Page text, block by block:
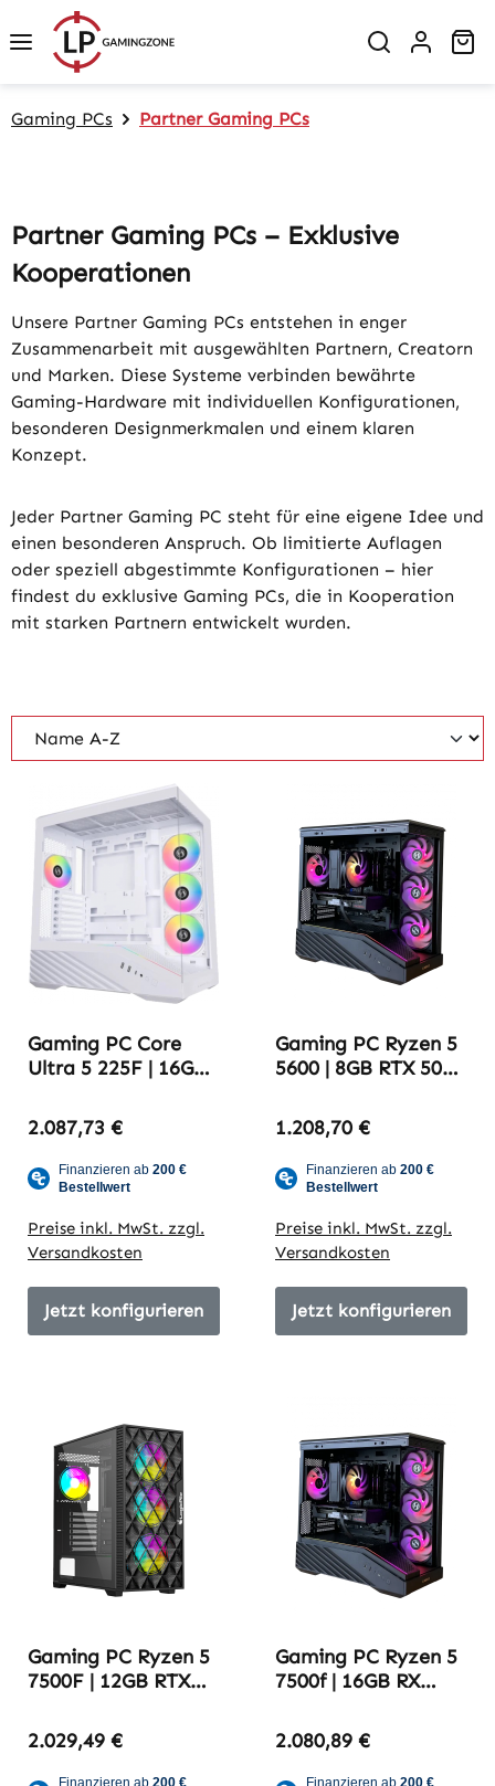
Zum Hauptinhalt springen
Gaming PCs Partner Gaming PCs
Partner Gaming PCs – Exklusive
Kooperationen
Unsere Partner Gaming PCs entstehen in enger
Zusammenarbeit mit ausgewählten Partnern, Creatorn
und Marken. Diese Systeme verbinden bewährte
Gaming-Hardware mit individuellen Konfigurationen,
besonderen Designmerkmalen und einem klaren
Konzept.
Jeder Partner Gaming PC steht für eine eigene Idee und
einen besonderen Anspruch. Ob limitierte Auflagen
oder speziell abgestimmte Konfigurationen – hier
findest du exklusive Gaming PCs, die in Kooperation
mit starken Partnern entwickelt wurden.
Gaming PC Core
Ultra 5 225F | 16GB
DDR5-6000 |
ITSWAGNER V5
2.087,73 €
Preise inkl. MwSt. zzgl.
Versandkosten
Jetzt konfigurieren
Gaming PC Ryzen 5
5600 | 8GB RTX 5060
ITSWAGNER V1
1.208,70 €
Preise inkl. MwSt. zzgl.
Versandkosten
Jetzt konfigurieren
Gaming PC Ryzen 5
7500F | 12GB RTX
6000 | Try2709_yt
1,7K Edition
2.029,49 €
Gaming PC Ryzen 5
7500f | 16GB RX
DDR5-6000 |
ITSWAGNER V4
2.080,89 €